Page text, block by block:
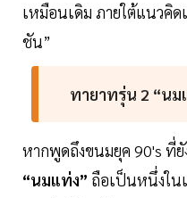
เหมือนเดิม ภายใต้แนวคิ
ชัน”
ทายาทรุ่น 2 “นม
หากพูดถึงขนมยุค 90's ที่ยั
“นมแท่ง” ถือเป็นหนึ่งใน